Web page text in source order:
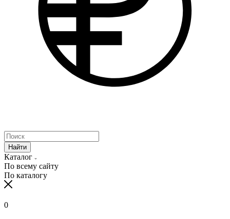
Найти
Каталог
По всему сайту
По каталогу
0